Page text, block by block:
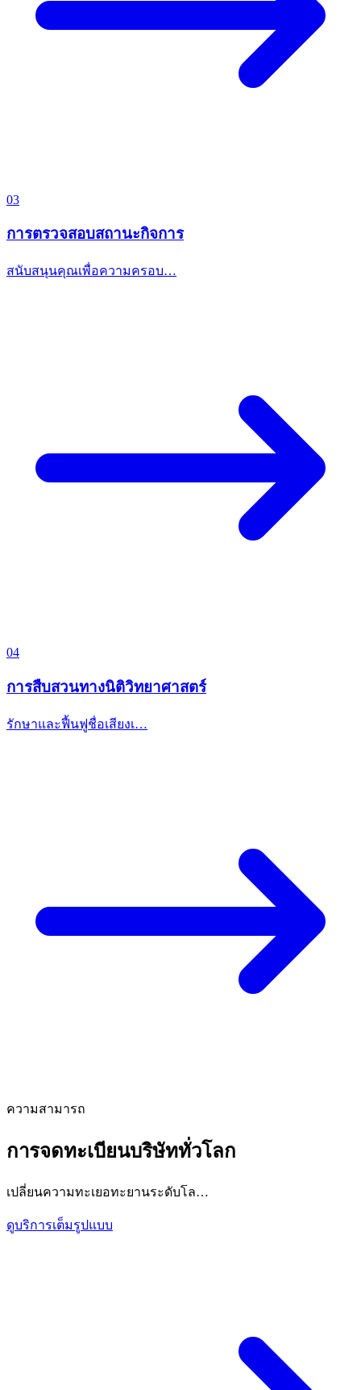
03
การตรวจสอบสถานะกิจการ
สนับสนุนคุณเพื่อความครอบ…
04
การสืบสวนทางนิติวิทยาศาสตร์
รักษาและฟื้นฟูชื่อเสียงเ…
ความสามารถ
การจดทะเบียนบริษัททั่วโลก
เปลี่ยนความทะเยอทะยานระดับโล…
ดูบริการเต็มรูปแบบ